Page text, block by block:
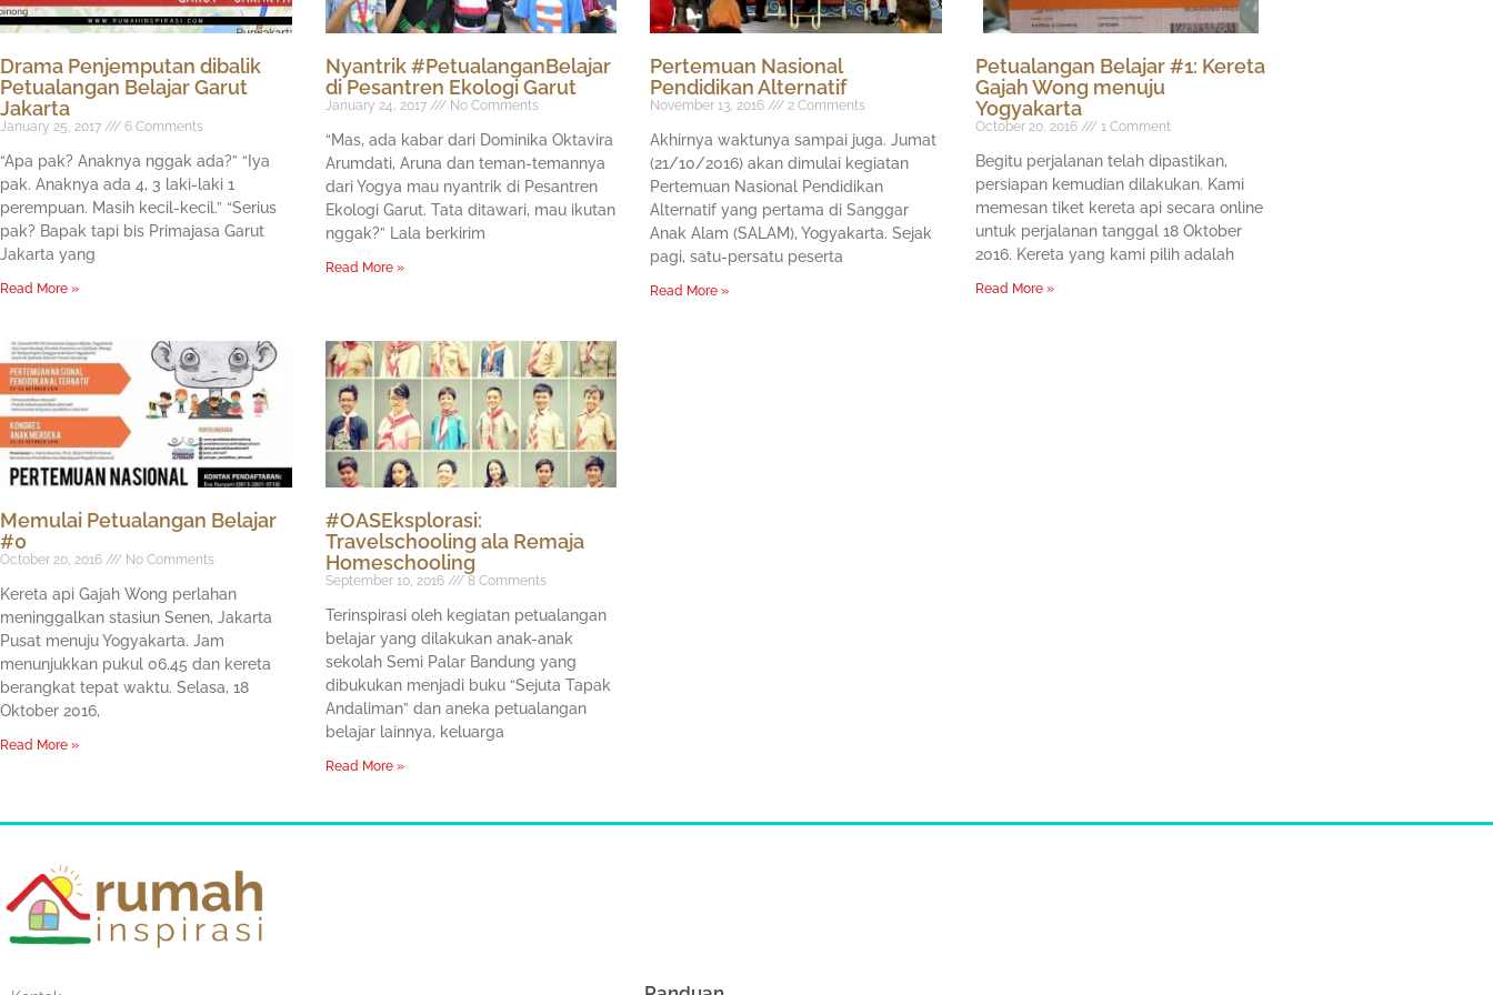
Drama Penjemputan dibalik
Petualangan Belajar Garut
Jakarta
January 25, 2017 6 Comments
“Apa pak? Anaknya nggak ada?” “Iya
pak. Anaknya ada 4, 3 laki-laki 1
perempuan. Masih kecil-kecil.” “Serius
pak? Bapak tapi bis Primajasa Garut
Jakarta yang
Read More »
Nyantrik #PetualanganBelajar
di Pesantren Ekologi Garut
January 24, 2017 No Comments
“Mas, ada kabar dari Dominika Oktavira
Arumdati, Aruna dan teman-temannya
dari Yogya mau nyantrik di Pesantren
Ekologi Garut. Tata ditawari, mau ikutan
nggak?” Lala berkirim
Read More »
Pertemuan Nasional
Pendidikan Alternatif
November 13, 2016 2 Comments
Akhirnya waktunya sampai juga. Jumat
(21/10/2016) akan dimulai kegiatan
Pertemuan Nasional Pendidikan
Alternatif yang pertama di Sanggar
Anak Alam (SALAM), Yogyakarta. Sejak
pagi, satu-persatu peserta
Read More »
Petualangan Belajar #1: Kereta
Gajah Wong menuju
Yogyakarta
October 20, 2016 1 Comment
Begitu perjalanan telah dipastikan,
persiapan kemudian dilakukan. Kami
memesan tiket kereta api secara online
untuk perjalanan tanggal 18 Oktober
2016. Kereta yang kami pilih adalah
Read More »
Memulai Petualangan Belajar
#0
October 20, 2016 No Comments
Kereta api Gajah Wong perlahan
meninggalkan stasiun Senen, Jakarta
Pusat menuju Yogyakarta. Jam
menunjukkan pukul 06.45 dan kereta
berangkat tepat waktu. Selasa, 18
Oktober 2016,
Read More »
#OASEksplorasi:
Travelschooling ala Remaja
Homeschooling
September 10, 2016 8 Comments
Terinspirasi oleh kegiatan petualangan
belajar yang dilakukan anak-anak
sekolah Semi Palar Bandung yang
dibukukan menjadi buku “Sejuta Tapak
Andaliman” dan aneka petualangan
belajar lainnya, keluarga
Read More »